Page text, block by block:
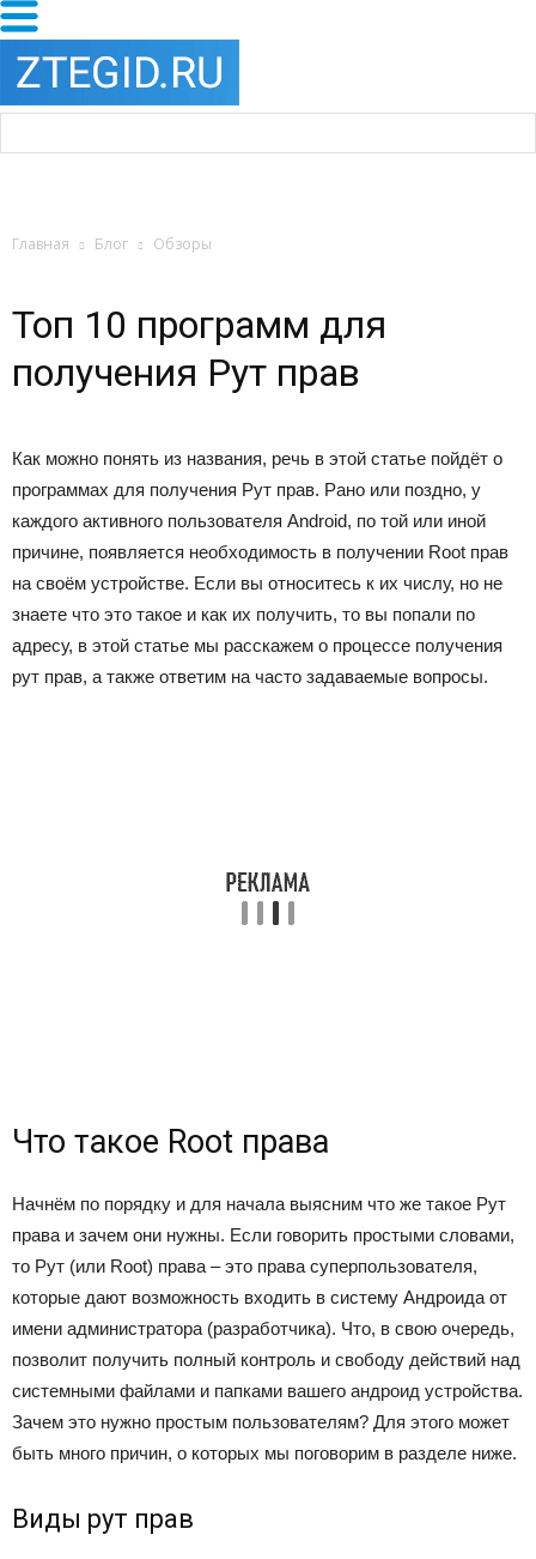
Главная Блог Обзоры
Топ 10 программ для
получения Рут прав
Как можно понять из названия, речь в этой статье пойдёт о
программах для получения Рут прав. Рано или поздно, у
каждого активного пользователя Android, по той или иной
причине, появляется необходимость в получении Root прав
на своём устройстве. Если вы относитесь к их числу, но не
знаете что это такое и как их получить, то вы попали по
адресу, в этой статье мы расскажем о процессе получения
рут прав, а также ответим на часто задаваемые вопросы.
Что такое Root права
Начнём по порядку и для начала выясним что же такое Рут
права и зачем они нужны. Если говорить простыми словами,
то Рут (или Root) права – это права суперпользователя,
которые дают возможность входить в систему Андроида от
имени администратора (разработчика). Что, в свою очередь,
позволит получить полный контроль и свободу действий над
системными файлами и папками вашего андроид устройства.
Зачем это нужно простым пользователям? Для этого может
быть много причин, о которых мы поговорим в разделе ниже.
Виды рут прав